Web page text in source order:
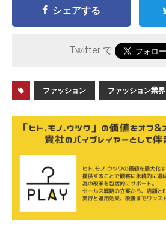
シェアする
Twitter で
ファッション ファッション業界